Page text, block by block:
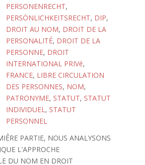
PERSONENRECHT,
PERSÖNLICHKEITSRECHT, DIP,
DROIT AU NOM, DROIT DE LA
PERSONALITÉ, DROIT DE LA
PERSONNE, DROIT
INTERNATIONAL PRIVé,
FRANCE, LIBRE CIRCULATION
DES PERSONNES, NOM,
PATRONYME, STATUT, STATUT
INDIVIDUEL, STATUT
PERSONNEL
PARTIE, NOUS ANALYSONS
L'APPROCHE
DU NOM EN DROIT